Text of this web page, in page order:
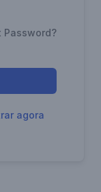
Password?
agora